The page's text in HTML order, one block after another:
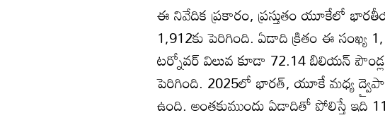
ఈ నివేదిక ప్రకారం, ప్రస్తుతం యూకేలో
1,912కు పెరిగింది. ఏడాది క్రితం ఈ
టర్నోవర్ విలువ కూడా 72.14 బిలియన్
పెరిగింది. 2025లో భారత్, యూకే మధ్య
ఉంది. అంతకుముందు ఏడాదితో పోలిస్తే ఇది